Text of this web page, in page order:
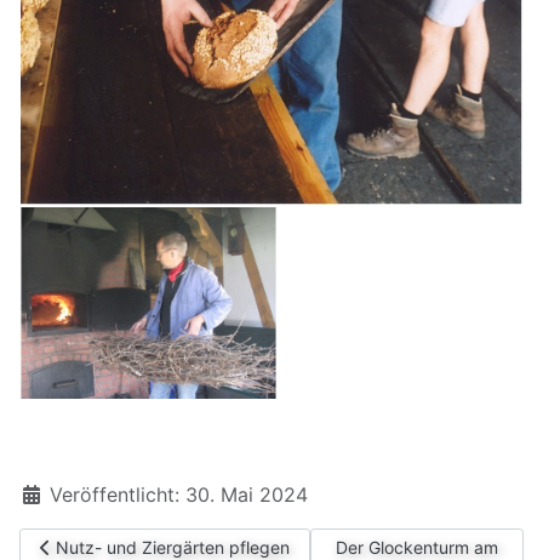
Details
Veröffentlicht: 30. Mai 2024
Vorheriger Beitrag: Nutz- und Ziergärten pflegen und
Nutz- und Ziergärten pflegen
Nächster Beitrag: Der
Der Glockenturm am